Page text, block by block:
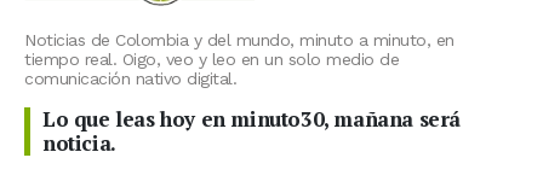
Noticias de Colombia y del mundo, minuto a minuto, en
tiempo real. Oigo, veo y leo en un solo medio de
comunicación nativo digital.
Lo que leas hoy en minuto30, mañana será
noticia.